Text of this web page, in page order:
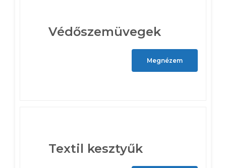
Védőszemüvegek
Megnézem
Textil kesztyűk